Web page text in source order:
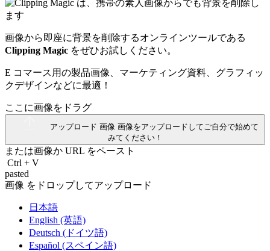
画像から即座に背景を削除するオンラインツールである
Clipping Magic をぜひお試しください。
E コマース用の製品画像、マーケティング資料、グラフィッ
クデザインなどに最適！
ここに画像をドラグ
アップロード 画像 画像をアップロードしてご自分で始めて
みてください！
または画像か URL をペースト
Ctrl + V
pasted
画像 をドロップしてアップロード
日本語
English (英語)
Deutsch (ドイツ語)
Español (スペイン語)